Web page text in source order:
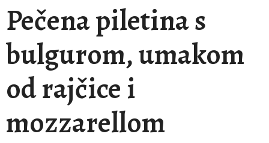
Pečena piletina s
bulgurom, umakom
od rajčice i
mozzarellom